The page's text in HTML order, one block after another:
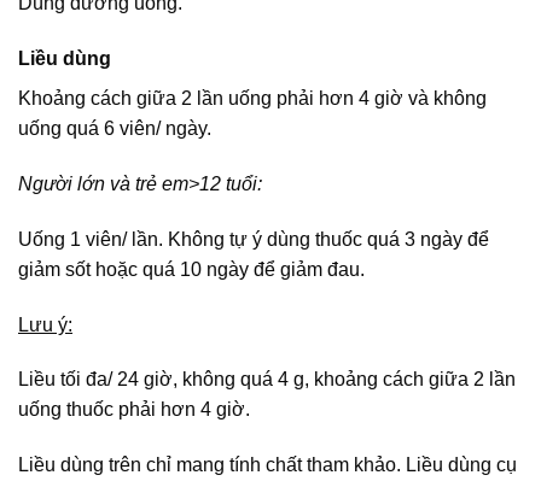
Liều dùng
Khoảng cách giữa 2 lần uống phải hơn 4 giờ và không
uống quá 6 viên/ ngày.
Người lớn và trẻ em>12 tuổi:
Uống 1 viên/ lần. Không tự ý dùng thuốc quá 3 ngày để
giảm sốt hoặc quá 10 ngày để giảm đau.
Lưu ý:
Liều tối đa/ 24 giờ, không quá 4 g, khoảng cách giữa 2 lần
uống thuốc phải hơn 4 giờ.
Liều dùng trên chỉ mang tính chất tham khảo. Liều dùng cụ